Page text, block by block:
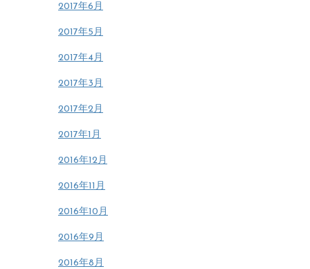
2017年6月
2017年5月
2017年4月
2017年3月
2017年2月
2017年1月
2016年12月
2016年11月
2016年10月
2016年9月
2016年8月